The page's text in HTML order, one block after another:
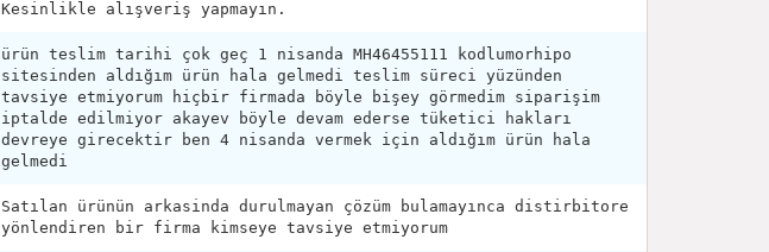
Kesinlikle alışveriş yapmayın.
ürün teslim tarihi çok geç 1 nisanda MH46455111 kodlumorhipo
sitesinden aldığım ürün hala gelmedi teslim süreci yüzünden
tavsiye etmiyorum hiçbir firmada böyle bişey görmedim siparişim
iptalde edilmiyor akayev böyle devam ederse tüketici hakları
devreye girecektir ben 4 nisanda vermek için aldığım ürün hala
gelmedi
Satılan ürünün arkasinda durulmayan çözüm bulamayınca distirbitore
yönlendiren bir firma kimseye tavsiye etmiyorum